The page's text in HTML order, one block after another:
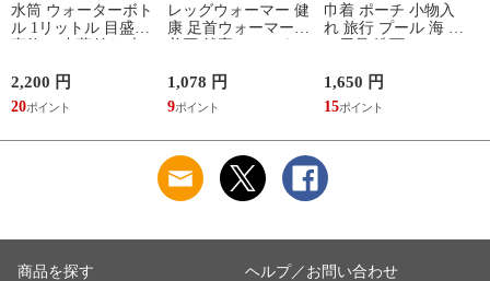
水筒 ウォーターボト
ル 1リットル 目盛り
マイボトル 動物 ア
ニマル ゴリラ ごリ
ラックス ゴリゴリボ
2,200 円
20
レッグウォーマー 健
康 足首ウォーマー
ふんわり 足湯のよう
なぽかぽかナイトウ
ォーマー inf-26
1,078 円
9
巾着 ポーチ 小物入
れ 旅行 プール 海 バ
サウナ ごリラックス
まもるさんの洗える
巾着 ブラック 黒
1,650 円
15
商品を探す ヘルプ／お問い合わせ